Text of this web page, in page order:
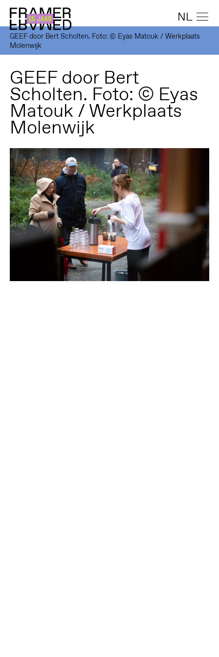
NL
GEEF door Bert Scholten. Foto: © Eyas Matouk / Werkplaats
Molenwijk
GEEF door Bert
Scholten. Foto: © Eyas
Matouk / Werkplaats
Molenwijk